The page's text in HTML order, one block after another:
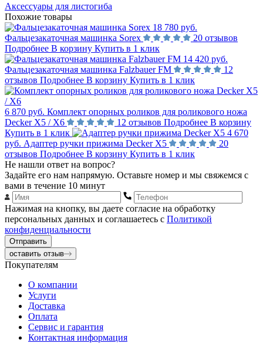
Аксессуары для листогиба
Похожие товары
18 780 руб.
Фальцезакаточная машинка Sorex
20 отзывов
Подробнее В корзину Купить в 1 клик
14 420 руб.
Фальцезакаточная машинка Falzbauer FM
12
отзывов Подробнее В корзину Купить в 1 клик
6 870 руб. Комплект опорных роликов для роликового ножа
Decker Х5 / Х6
12 отзывов Подробнее В корзину
Купить в 1 клик
4 670
руб. Адаптер ручки прижима Decker Х5
20
отзывов Подробнее В корзину Купить в 1 клик
Не нашли ответ на вопрос?
Задайте его нам напрямую. Оставьте номер и мы свяжемся с
вами в течение 10 минут
Нажимая на кнопку, вы даете согласие на обработку
персональных данных и соглашаетесь с Политикой
конфиденциальности
Отправить
оставить отзыв
Покупателям
О компании
Услуги
Доставка
Оплата
Сервис и гарантия
Контактная информация